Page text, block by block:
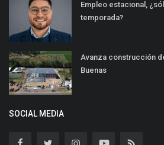
Empleo estacional,
temporada?
Avanza construcción
Buenas
SOCIAL MEDIA